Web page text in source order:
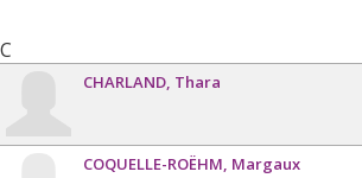
C
CHARLAND Thara
COQUELLE-ROËHM Margaux